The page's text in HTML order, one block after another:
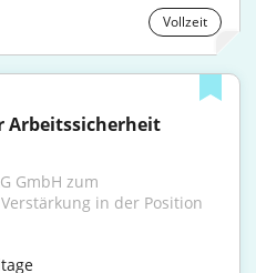
Vollzeit
Arbeitssicherheit
GmbH zum
in der Position